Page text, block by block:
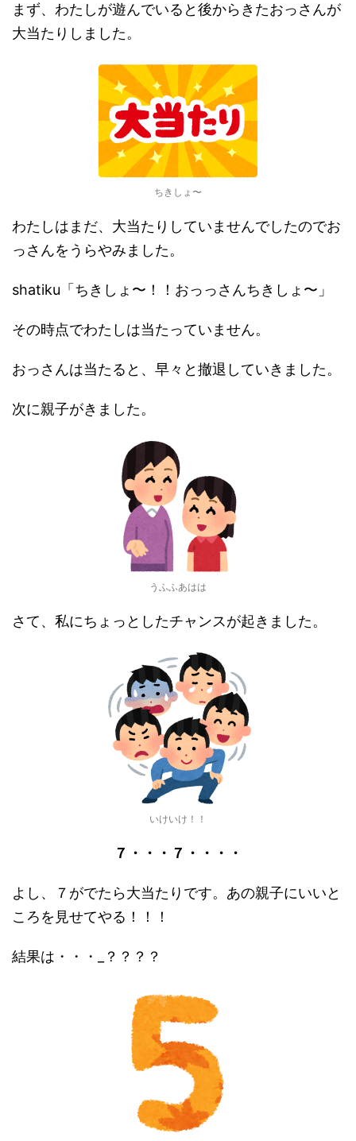
まず、わたしが遊んでいると後からきたおっさんが
大当たりしました。
ちきしょ〜
わたしはまだ、大当たりしていませんでしたのでお
っさんをうらやみました。
shatiku「ちきしょ〜！！おっっさんちきしょ〜」
その時点でわたしは当たっていません。
おっさんは当たると、早々と撤退していきました。
次に親子がきました。
うふふあはは
さて、私にちょっとしたチャンスが起きました。
いけいけ！！
７・・・７・・・・
よし、７がでたら大当たりです。あの親子にいいと
ころを見せてやる！！！
結果は・・・_？？？？